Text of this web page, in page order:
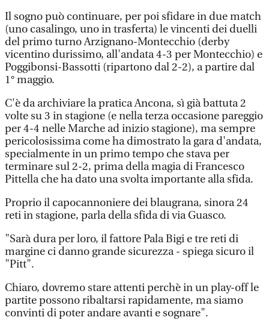
Il sogno può continuare, per poi sfidare in due match
(uno casalingo, uno in trasferta) le vincenti dei duelli
del primo turno Arzignano-Montecchio (derby
vicentino durissimo, all'andata 4-3 per Montecchio) e
Poggibonsi-Bassotti (ripartono dal 2-2), a partire dal
1° maggio.
C'è da archiviare la pratica Ancona, sì già battuta 2
volte su 3 in stagione (e nella terza occasione pareggio
per 4-4 nelle Marche ad inizio stagione), ma sempre
pericolosissima come ha dimostrato la gara d'andata,
specialmente in un primo tempo che stava per
terminare sul 2-2, prima della magia di Francesco
Pittella che ha dato una svolta importante alla sfida.
Proprio il capocannoniere dei blaugrana, sinora 24
reti in stagione, parla della sfida di via Guasco.
"Sarà dura per loro, il fattore Pala Bigi e tre reti di
margine ci danno grande sicurezza - spiega sicuro il
"Pitt".
Chiaro, dovremo stare attenti perchè in un play-off le
partite possono ribaltarsi rapidamente, ma siamo
convinti di poter andare avanti e sognare".